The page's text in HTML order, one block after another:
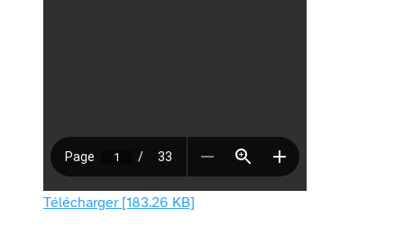
Télécharger [183.26 KB]